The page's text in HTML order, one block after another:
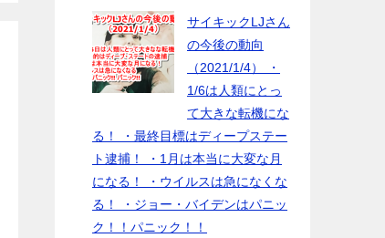
サイキックLJさん
の今後の動向
（2021/1/4） ・
1/6は人類にとっ
て大きな転機にな
る！ ・最終目標はディープステー
ト逮捕！ ・1月は本当に大変な月
になる！ ・ウイルスは急になくな
る！ ・ジョー・バイデンはパニッ
ク！！パニック！！